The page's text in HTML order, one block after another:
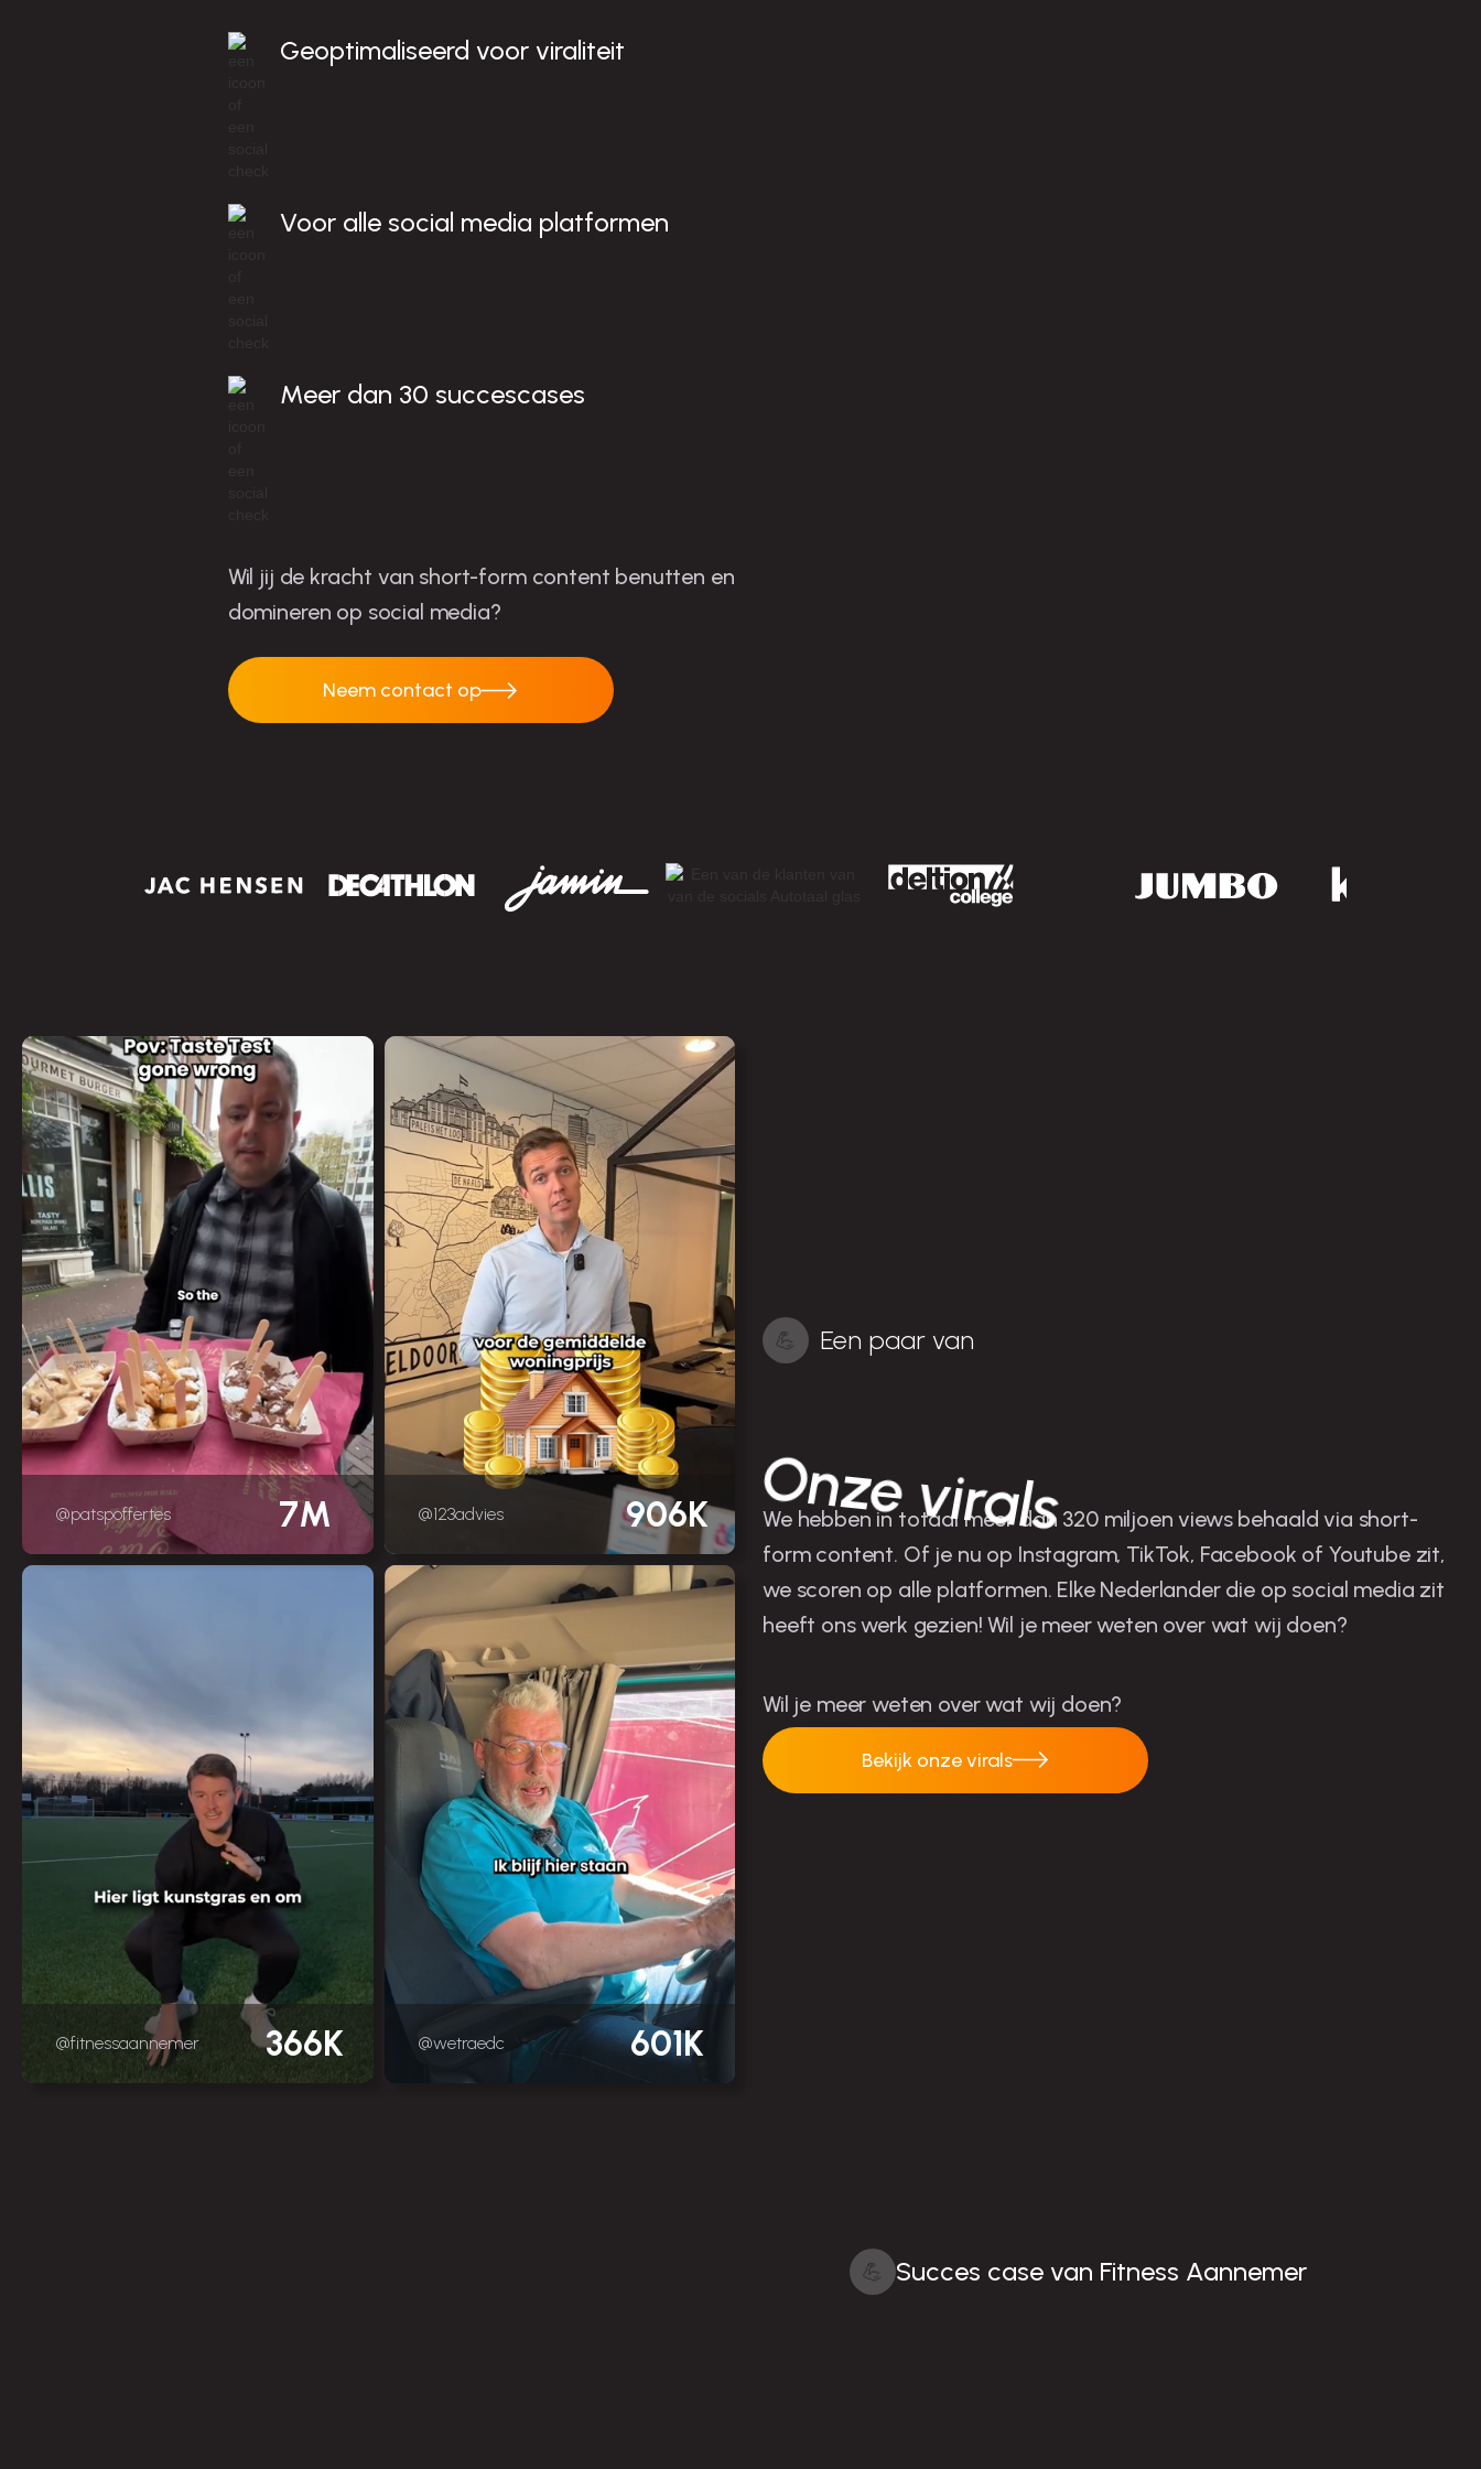
in
!
Geoptimaliseerd voor viraliteit
Voor alle social media platformen
Meer dan 30 succescases
Wil jij de kracht van short-form content benutten en
domineren op social media?
Neem contact op
💪 Een paar van
Onze virals
We hebben in totaal meer dan 320 miljoen views behaald via short-
form content. Of je nu op Instagram, TikTok, Facebook of Youtube zit,
we scoren op alle platformen. Elke Nederlander die op social media zit
heeft ons werk gezien! Wil je meer weten over wat wij doen?
Wil je meer weten over wat wij doen?
Bekijk onze virals
@patspoffertes 7M @123advies 906K
@fitnessaannemer 366K @wetraedc 601K
💪 Succes case van Fitness Aannemer